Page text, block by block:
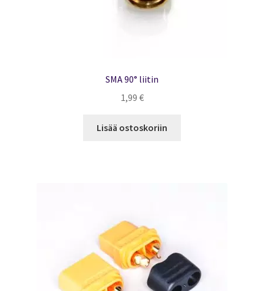
SMA 90° liitin
1,99 €
Lisää ostoskoriin